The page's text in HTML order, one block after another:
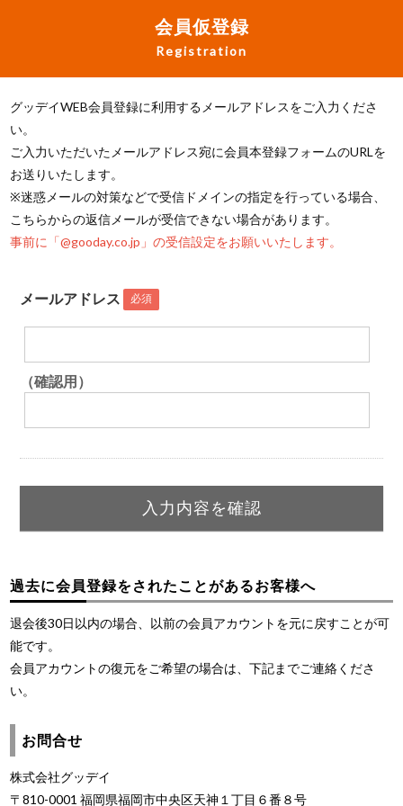
会員仮登録
Registration
グッデイWEB会員登録に利用するメールアドレスをご入力くださ
い。
ご入力いただいたメールアドレス宛に会員本登録フォームのURLを
お送りいたします。
※迷惑メールの対策などで受信ドメインの指定を行っている場合、
こちらからの返信メールが受信できない場合があります。
事前に「@gooday.co.jp」の受信設定をお願いいたします。
メールアドレス 必須
（確認用）
過去に会員登録をされたことがあるお客様へ
退会後30日以内の場合、以前の会員アカウントを元に戻すことが可
能です。
会員アカウントの復元をご希望の場合は、下記までご連絡くださ
い。
お問合せ
株式会社グッデイ
〒810-0001 福岡県福岡市中央区天神１丁目６番８号